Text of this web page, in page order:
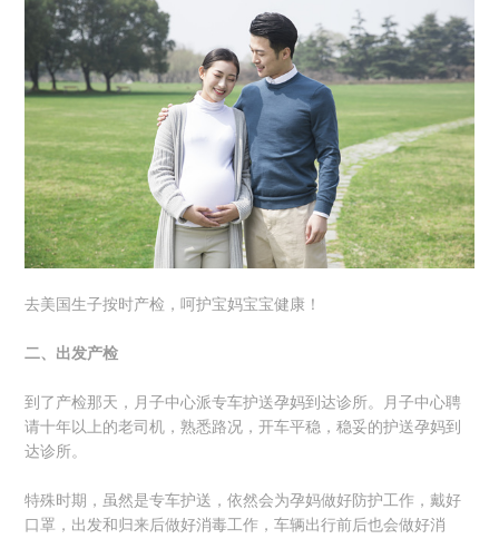
去美国生子按时产检，呵护宝妈宝宝健康！
二、出发产检
到了产检那天，月子中心派专车护送孕妈到达诊所。月子中心聘
请十年以上的老司机，熟悉路况，开车平稳，稳妥的护送孕妈到
达诊所。
特殊时期，虽然是专车护送，依然会为孕妈做好防护工作，戴好
口罩，出发和归来后做好消毒工作，车辆出行前后也会做好消